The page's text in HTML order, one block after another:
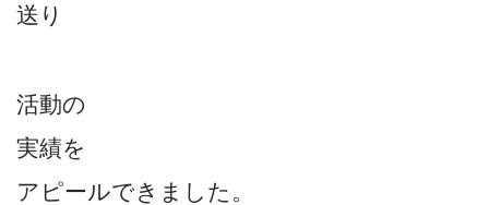
送り
活動の
実績を
アピールできました。